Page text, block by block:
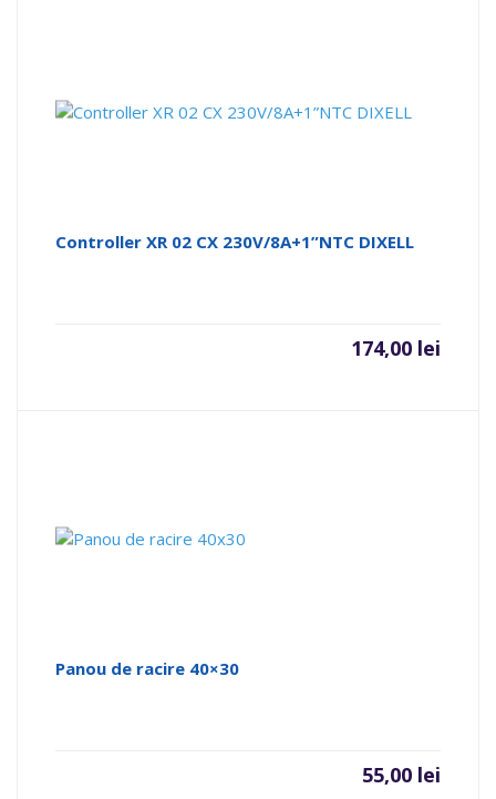
Controller XR 02 CX 230V/8A+1”NTC DIXELL
174,00 lei
Panou de racire 40×30
55,00 lei